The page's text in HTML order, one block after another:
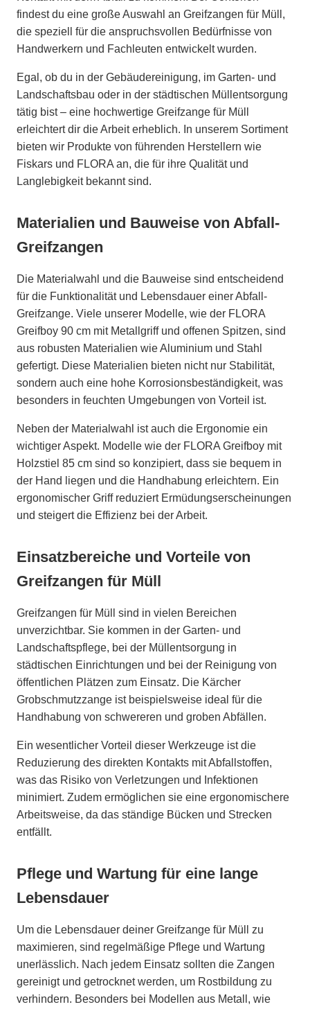
findest du eine große Auswahl an Greifzangen für Müll,
die speziell für die anspruchsvollen Bedürfnisse von
Handwerkern und Fachleuten entwickelt wurden.
Egal, ob du in der Gebäudereinigung, im Garten- und
Landschaftsbau oder in der städtischen Müllentsorgung
tätig bist – eine hochwertige Greifzange für Müll
erleichtert dir die Arbeit erheblich. In unserem Sortiment
bieten wir Produkte von führenden Herstellern wie
Fiskars und FLORA an, die für ihre Qualität und
Langlebigkeit bekannt sind.
Materialien und Bauweise von Abfall-
Greifzangen
Die Materialwahl und die Bauweise sind entscheidend
für die Funktionalität und Lebensdauer einer Abfall-
Greifzange. Viele unserer Modelle, wie der FLORA
Greifboy 90 cm mit Metallgriff und offenen Spitzen, sind
aus robusten Materialien wie Aluminium und Stahl
gefertigt. Diese Materialien bieten nicht nur Stabilität,
sondern auch eine hohe Korrosionsbeständigkeit, was
besonders in feuchten Umgebungen von Vorteil ist.
Neben der Materialwahl ist auch die Ergonomie ein
wichtiger Aspekt. Modelle wie der FLORA Greifboy mit
Holzstiel 85 cm sind so konzipiert, dass sie bequem in
der Hand liegen und die Handhabung erleichtern. Ein
ergonomischer Griff reduziert Ermüdungserscheinungen
und steigert die Effizienz bei der Arbeit.
Einsatzbereiche und Vorteile von
Greifzangen für Müll
Greifzangen für Müll sind in vielen Bereichen
unverzichtbar. Sie kommen in der Garten- und
Landschaftspflege, bei der Müllentsorgung in
städtischen Einrichtungen und bei der Reinigung von
öffentlichen Plätzen zum Einsatz. Die Kärcher
Grobschmutzzange ist beispielsweise ideal für die
Handhabung von schwereren und groben Abfällen.
Ein wesentlicher Vorteil dieser Werkzeuge ist die
Reduzierung des direkten Kontakts mit Abfallstoffen,
was das Risiko von Verletzungen und Infektionen
minimiert. Zudem ermöglichen sie eine ergonomischere
Arbeitsweise, da das ständige Bücken und Strecken
entfällt.
Pflege und Wartung für eine lange
Lebensdauer
Um die Lebensdauer deiner Greifzange für Müll zu
maximieren, sind regelmäßige Pflege und Wartung
unerlässlich. Nach jedem Einsatz sollten die Zangen
gereinigt und getrocknet werden, um Rostbildung zu
verhindern. Besonders bei Modellen aus Metall, wie